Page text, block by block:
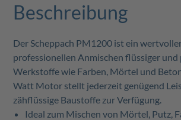
Beschreibung
Der Scheppach PM1200 ist ein
professionellen Anmischen flüssiger
Werkstoffe wie Farben, Mörtel und
Watt Motor stellt jederzeit genügend
zähflüssige Baustoffe zur Verfügung.
Ideal zum Mischen von Mörtel, Putz,